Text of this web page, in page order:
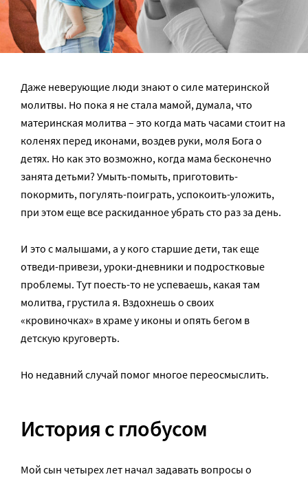
Даже неверующие люди знают о силе материнской
молитвы. Но пока я не стала мамой, думала, что
материнская молитва – это когда мать часами стоит на
коленях перед иконами, воздев руки, моля Бога о
детях. Но как это возможно, когда мама бесконечно
занята детьми? Умыть-помыть, приготовить-
покормить, погулять-поиграть, успокоить-уложить,
при этом еще все раскиданное убрать сто раз за день.
И это с малышами, а у кого старшие дети, так еще
отведи-привези, уроки-дневники и подростковые
проблемы. Тут поесть-то не успеваешь, какая там
молитва, грустила я. Вздохнешь о своих
«кровиночках» в храме у иконы и опять бегом в
детскую круговерть.
Но недавний случай помог многое переосмыслить.
История с глобусом
Мой сын четырех лет начал задавать вопросы о